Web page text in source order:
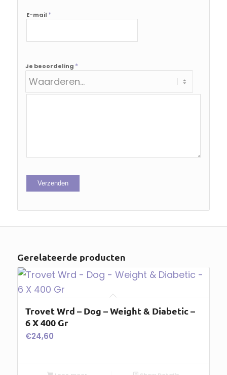
E-mail *
Je beoordeling *
Gerelateerde producten
Trovet Wrd – Dog – Weight & Diabetic –
6 X 400 Gr
€24,60